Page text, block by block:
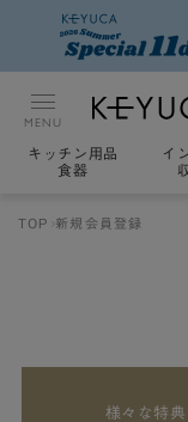
MENU
キッチン用品
食器
イ
TOP 新規会員登録
様々な特